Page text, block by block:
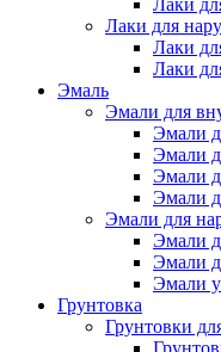
Лаки
Лаки для
Лаки
Лаки
Эмаль
Эмали для
Эмали
Эмали
Эмали
Эмали
Эмали для
Эмали
Эмали
Эмали
Грунтовка
Грунтовки